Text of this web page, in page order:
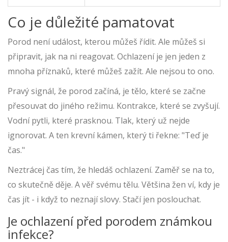
Co je důležité pamatovat
Porod není událost, kterou můžeš řídit. Ale můžeš si
připravit, jak na ni reagovat. Ochlazení je jen jeden z
mnoha příznaků, které můžeš zažít. Ale nejsou to ono.
Pravý signál, že porod začíná, je tělo, které se začne
přesouvat do jiného režimu. Kontrakce, které se zvyšují.
Vodní pytli, které prasknou. Tlak, který už nejde
ignorovat. A ten krevní kámen, který ti řekne: "Teď je
čas."
Neztrácej čas tím, že hledáš ochlazení. Zaměř se na to,
co skutečně děje. A věř svému tělu. Většina žen ví, kdy je
čas jít - i když to neznají slovy. Stačí jen poslouchat.
Je ochlazení před porodem známkou
infekce?